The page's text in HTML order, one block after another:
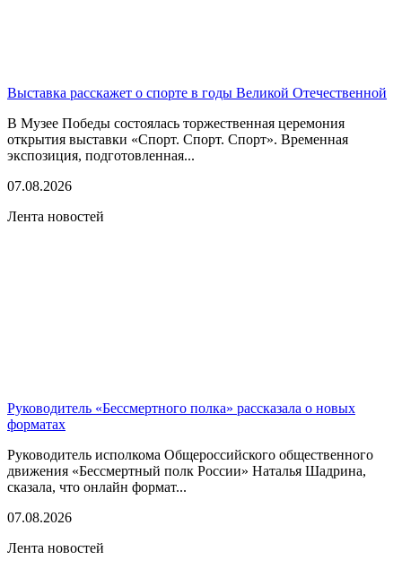
Выставка расскажет о спорте в годы Великой Отечественной
В Музее Победы состоялась торжественная церемония
открытия выставки «Спорт. Спорт. Спорт». Временная
экспозиция, подготовленная...
07.08.2026
Лента новостей
Руководитель «Бессмертного полка» рассказала о новых
форматах
Руководитель исполкома Общероссийского общественного
движения «Бессмертный полк России» Наталья Шадрина,
сказала, что онлайн формат...
07.08.2026
Лента новостей